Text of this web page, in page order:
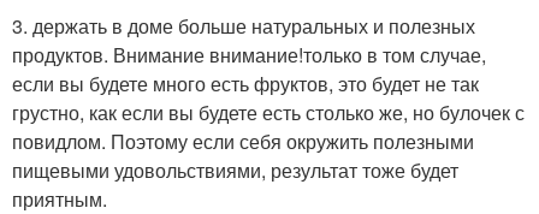
3. держать в доме больше натуральных и полезных
продуктов. Внимание внимание!только в том случае,
если вы будете много есть фруктов, это будет не так
грустно, как если вы будете есть столько же, но булочек с
повидлом. Поэтому если себя окружить полезными
пищевыми удовольствиями, результат тоже будет
приятным.